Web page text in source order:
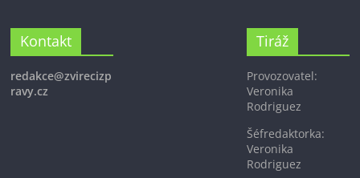
Kontakt
redakce@zvirecizp
ravy.cz
Tiráž
Provozovatel:
Veronika
Rodriguez
Šéfredaktorka:
Veronika
Rodriguez